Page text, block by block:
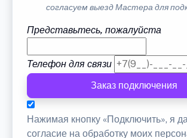
согласуем выезд Мастера для
Представьтесь, пожалуйста
Телефон для связи
Заказ подключения
Нажимая кнопку «Подключить», я
согласие на обработку моих